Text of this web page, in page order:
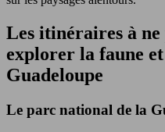
Les itinéraires à
explorer la faune
Guadeloupe
Le parc national de la